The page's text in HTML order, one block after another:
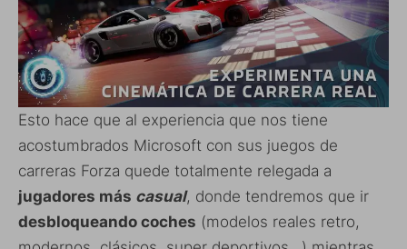
Esto hace que al experiencia que nos tiene
acostumbrados Microsoft con sus juegos de
carreras Forza quede totalmente relegada a
jugadores más casual, donde tendremos que ir
desbloqueando coches (modelos reales retro,